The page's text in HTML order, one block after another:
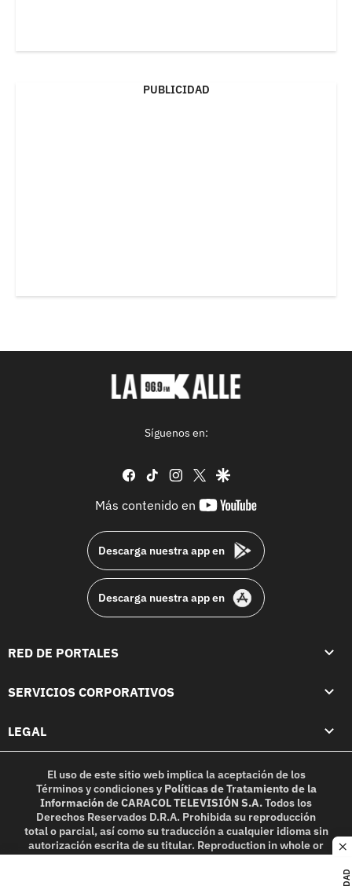
PUBLICIDAD
Síguenos en:
facebook
tiktok instagram
twittergoogle
Más contenido en
youtube-
Descarga nuestra app en
Descarga nuestra app en
RED DE PORTALES
SERVICIOS CORPORATIVOS
LEGAL
El uso de este sitio web implica la aceptación de los
Términos y condicionesy Políticas de Tratamiento de la
InformacióndeCARACOL TELEVISIÓN S.A.Todos los
Derechos Reservados D.R.A. Prohibida su reproducción
total o parcial, así como su traducción a cualquier idioma sin
autorización escrita de su titular. Reproduction in whole or
in part, or translation without written permission is